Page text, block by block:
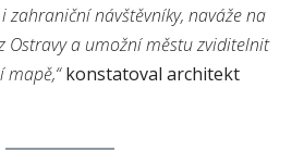
zahraniční návštěvníky, naváže na
Ostravy a umožní městu zviditelnit
mapě,“konstatoval architekt